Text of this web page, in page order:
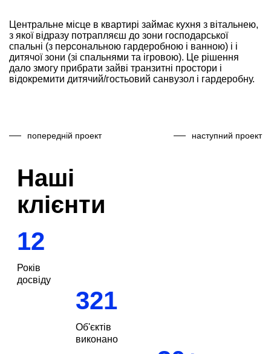
Центральне місце в квартирі займає кухня з вітальнею,
з якої відразу потрапляєш до зони господарської
спальні (з персональною гардеробною і ванною) і і
дитячої зони (зі спальнями та ігровою). Це рішення
дало змогу прибрати зайві транзитні простори і
відокремити дитячий/гостьовий санвузол і гардеробну.
попередній проект наступний проект
Наші
клієнти
12
Років
досвіду
321
Об'єктів
виконано